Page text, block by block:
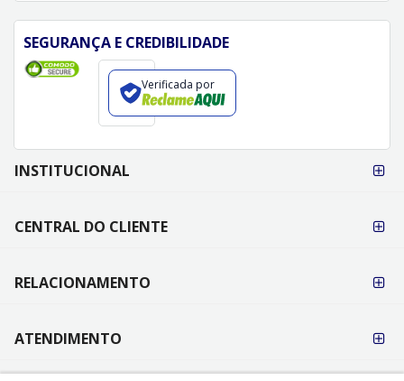
SEGURANÇA E CREDIBILIDADE
Verificada por
FORMAS DE
PAGAMENTO
INSTITUCIONAL
CENTRAL DO CLIENTE
RELACIONAMENTO
ATENDIMENTO